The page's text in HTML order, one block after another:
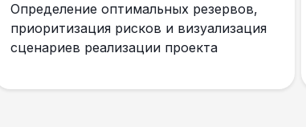
Определение оптимальных резервов,
приоритизация рисков и визуализация
сценариев реализации проекта